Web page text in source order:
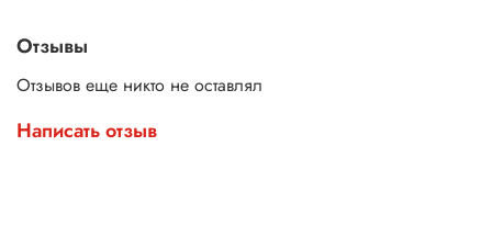
Отзывы
Отзывов еще никто не оставлял
Написать отзыв